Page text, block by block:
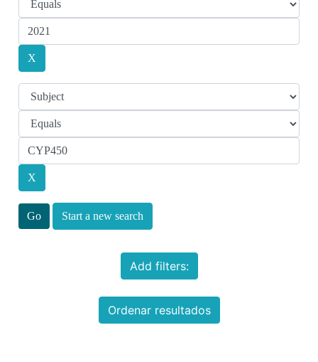
Start a new search
Add filters:
Ordenar resultados